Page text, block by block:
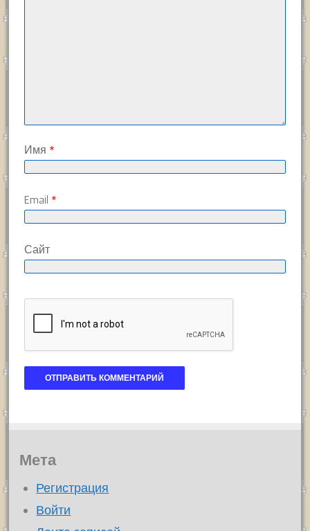
Имя *
Email *
Сайт
Мета
Регистрация
Войти